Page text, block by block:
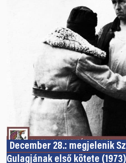
December 28.: megjelenik
Gulagjának első kötete (1973)